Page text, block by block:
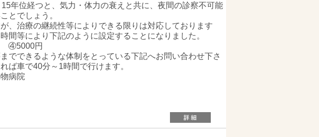
年位経つと、気力・体力の衰えと共に、夜間の診察不可能
とでしょう。
、治療の継続性等によりできる限りは対応しております
間等により下記のように設定することになりました。
④5000円
でできるような体制をとっている下記へお問い合わせ下さ
ば車で40分～1時間で行けます。
病院